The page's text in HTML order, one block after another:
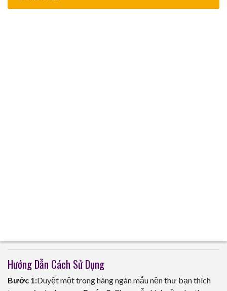
Hướng Dẫn Cách Sử Dụng
Bước 1:Duyệt một trong hàng ngàn mẫu nền thư bạn thích